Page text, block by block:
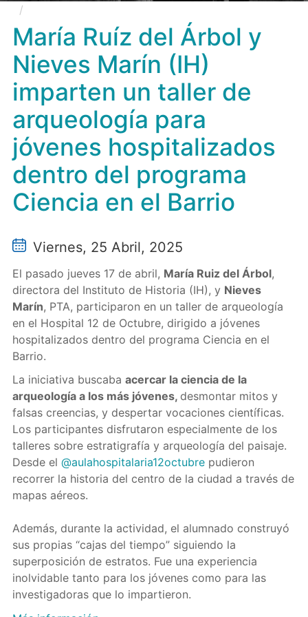
un taller de arqueología para jóvenes hospitalizados
dentro del programa Ciencia en el Barrio
María Ruíz del Árbol y
Nieves Marín (IH)
imparten un taller de
arqueología para
jóvenes hospitalizados
dentro del programa
Ciencia en el Barrio
Viernes, 25 Abril, 2025
El pasado jueves 17 de abril, María Ruiz del Árbol,
directora del Instituto de Historia (IH), y Nieves
Marín, PTA, participaron en un taller de arqueología
en el Hospital 12 de Octubre, dirigido a jóvenes
hospitalizados dentro del programa Ciencia en el
Barrio.
La iniciativa buscaba acercar la ciencia de la
arqueología a los más jóvenes, desmontar mitos y
falsas creencias, y despertar vocaciones científicas.
Los participantes disfrutaron especialmente de los
talleres sobre estratigrafía y arqueología del paisaje.
Desde el @aulahospitalaria12octubrepudieron
recorrer la historia del centro de la ciudad a través de
mapas aéreos.
Además, durante la actividad, el alumnado construyó
sus propias “cajas del tiempo” siguiendo la
superposición de estratos. Fue una experiencia
inolvidable tanto para los jóvenes como para las
investigadoras que lo impartieron.